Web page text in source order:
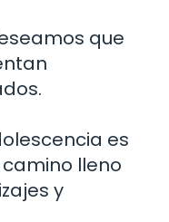
que
es
lleno
y